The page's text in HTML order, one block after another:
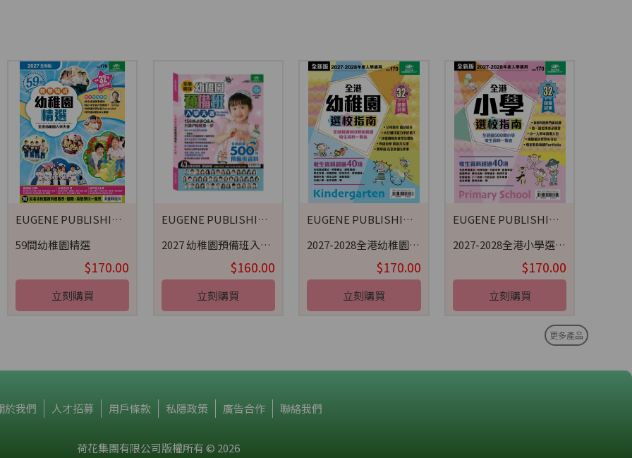
EUGENE PUBLISHING 荷花出版
59間幼稚園精選
$170.00
立刻購買
EUGENE PUBLISHING 荷花出版
2027 幼稚園預備班入學天書
$160.00
立刻購買
EUGENE PUBLISHING 荷花出版
2027-2028全港幼稚園選校指南
$170.00
立刻購買
EUGENE PUBLISHING 荷花出版
2027-2028全港小學選校指南
$170.00
立刻購買
更多產品
於我們 人才招募 用戶條款 私隱政策 廣告合作 聯絡我們
荷花集團有限公司版權所有 © 2026